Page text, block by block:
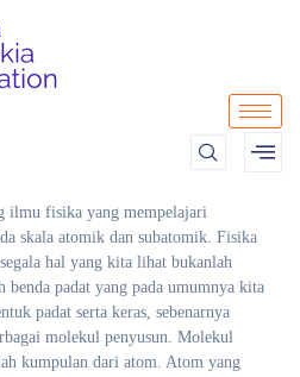
ilmu fisika yang mempelajari
skala atomik dan subatomik. Fisika
hal yang kita lihat bukanlah
benda padat yang pada umumnya kita
padat serta keras, sebenarnya
molekul penyusun. Molekul
kumpulan dari atom. Atom yang